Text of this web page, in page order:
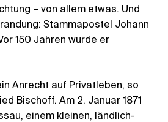
– von allem etwas. Und
Stammapostel Johann
150 Jahren wurde er
Anrecht auf Privatleben, so
Bischoff. Am 2. Januar 1871
einem kleinen, ländlich-